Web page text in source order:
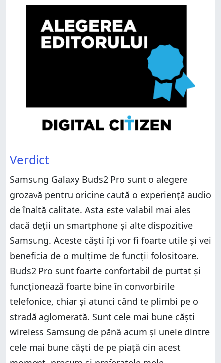
Verdict
Samsung Galaxy Buds2 Pro sunt o alegere
grozavă pentru oricine caută o experiență audio
de înaltă calitate. Asta este valabil mai ales
dacă deții un smartphone și alte dispozitive
Samsung. Aceste căști îți vor fi foarte utile și vei
beneficia de o mulțime de funcții folositoare.
Buds2 Pro sunt foarte confortabil de purtat și
funcționează foarte bine în convorbirile
telefonice, chiar și atunci când te plimbi pe o
stradă aglomerată. Sunt cele mai bune căști
wireless Samsung de până acum și unele dintre
cele mai bune căști de pe piață din acest